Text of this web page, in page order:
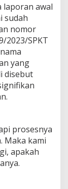
laporan awal
sudah
nomor
2023/SPKT
yang
disebut
prosesnya
Maka kami
apakah